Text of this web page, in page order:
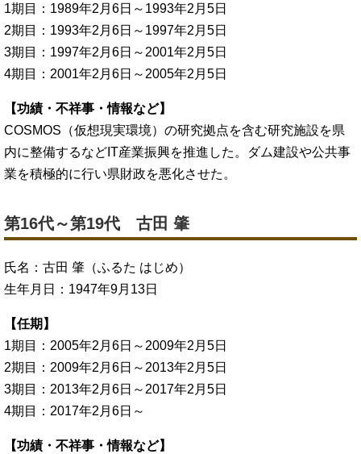
1期目：1989年2月6日～1993年2月5日
2期目：1993年2月6日～1997年2月5日
3期目：1997年2月6日～2001年2月5日
4期目：2001年2月6日～2005年2月5日
【功績・不祥事・情報など】
COSMOS（仮想現実環境）の研究拠点を含む研究施設を県
内に整備するなどIT産業振興を推進した。ダム建設や公共事
業を積極的に行い県財政を悪化させた。
第16代～第19代 古田 肇
氏名：古田 肇（ふるた はじめ）
生年月日：1947年9月13日
【任期】
1期目：2005年2月6日～2009年2月5日
2期目：2009年2月6日～2013年2月5日
3期目：2013年2月6日～2017年2月5日
4期目：2017年2月6日～
【功績・不祥事・情報など】